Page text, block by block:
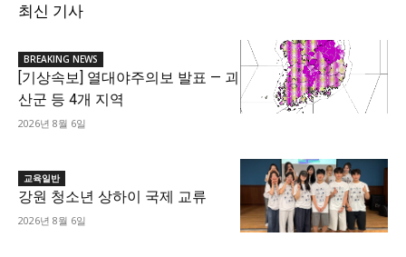
최신 기사
BREAKING NEWS
[기상속보] 열대야주의보 발표 — 괴
산군 등 4개 지역
2026년 8월 6일
교육일반
강원 청소년 상하이 국제 교류
2026년 8월 6일